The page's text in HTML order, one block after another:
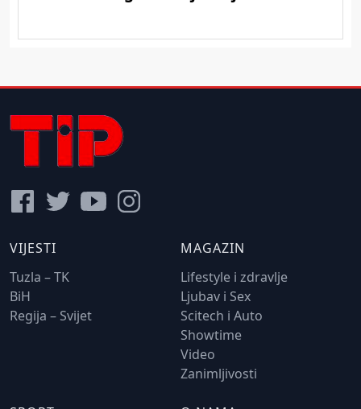
VIJESTI
Tuzla – TK
BiH
Regija – Svijet
MAGAZIN
Lifestyle i zdravlje
Ljubav i Sex
Scitech i Auto
Showtime
Video
Zanimljivosti